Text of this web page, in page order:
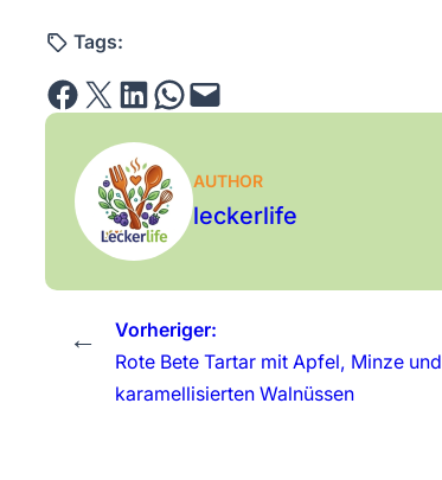
Tags:
Share on Facebook Email this Page Share on LinkedIn Share on WhatsApp Email this Page
AUTHOR
leckerlife
←
Vorheriger:
Rote Bete Tartar mit Apfel, Minze und
karamellisierten Walnüssen